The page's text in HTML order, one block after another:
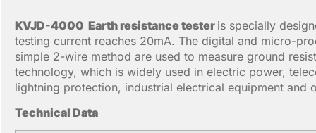
KVJD-4000 Earth resistance tester is specially
testing current reaches 20mA. The digital and micro-
simple 2-wire method are used to measure ground
technology, which is widely used in electric power,
lightning protection, industrial electrical equipment and
Technical Data